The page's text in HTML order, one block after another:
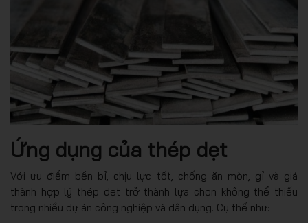
Ứng dụng của thép dẹt
Với ưu điểm bền bỉ, chịu lực tốt, chống ăn mòn, gỉ và giá
thành hợp lý thép dẹt trở thành lựa chọn không thể thiếu
trong nhiều dự án công nghiệp và dân dụng. Cụ thể như: